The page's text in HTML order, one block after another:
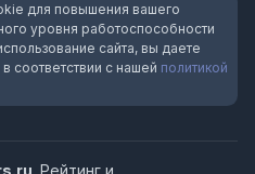
для повышения вашего
уровня работоспособности
сайта, вы даете
соответствии с нашей политикой
. Рейтинг и